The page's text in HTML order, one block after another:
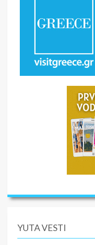
YUTA VESTI